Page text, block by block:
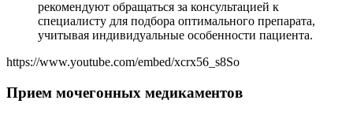
рекомендуют обращаться за консультацией к
специалисту для подбора оптимального препарата,
учитывая индивидуальные особенности пациента.
https://www.youtube.com/embed/xcrx56_s8So
Прием мочегонных медикаментов